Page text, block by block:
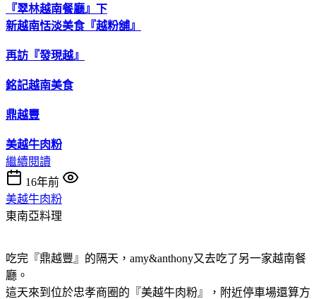
『翠林越南餐廳』下
新越南恬淡美食『越粉舖』
再訪『發現越』
銘記越南美食
鼎越豐
美越牛肉粉
繼續閱讀
16年前
美越牛肉粉
東南亞料理
吃完『鼎越豐』的隔天，amy&anthony又去吃了另一家越南餐
廳。
這天來到位於忠孝商圈的『美越牛肉粉』，附近停車場還算方